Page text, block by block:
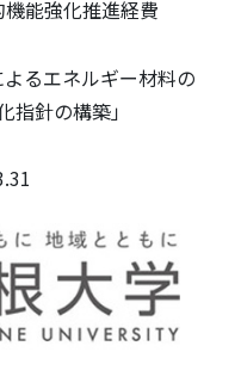
能強化推進経費
よるエネルギー材料の
針の構築」